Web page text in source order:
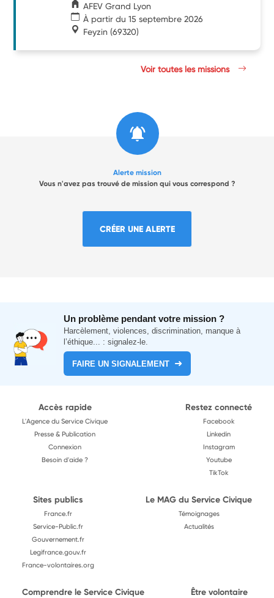
AFEV Grand Lyon
À partir du 15 septembre 2026
Feyzin (69320)
Voir toutes les missions
Alerte mission
Vous n'avez pas trouvé de mission qui vous correspond ?
CRÉER UNE ALERTE
Un problème pendant votre mission ?
Harcèlement, violences, discrimination, manque à
l’éthique... : signalez-le.
FAIRE UN SIGNALEMENT
Accès rapide
L'Agence du Service Civique
Presse & Publication
Connexion
Besoin d'aide ?
Restez connecté
Facebook
Linkedin
Instagram
Youtube
TikTok
Sites publics
France.fr
Service-Public.fr
Gouvernement.fr
Legifrance.gouv.fr
France-volontaires.org
Le MAG du Service Civique
Témoignages
Actualités
Comprendre le Service Civique Être volontaire